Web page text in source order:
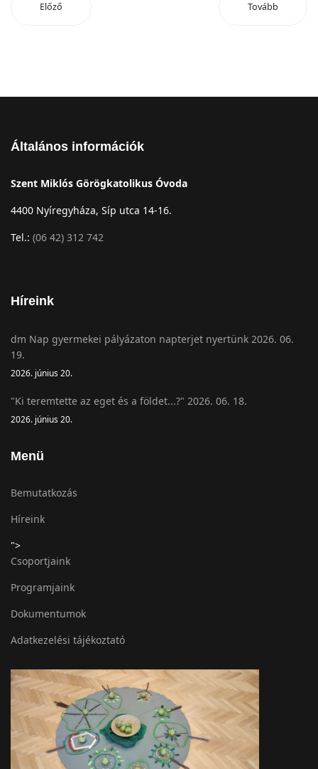
Előző Tovább
Általános információk
Szent Miklós Görögkatolikus Óvoda
4400 Nyíregyháza, Síp utca 14-16.
Tel.: (06 42) 312 742
Híreink
dm Nap gyermekei pályázaton napterjet nyertünk 2026. 06.
19.
2026. június 20.
"Ki teremtette az eget és a földet...?" 2026. 06. 18.
2026. június 20.
Menü
Bemutatkozás
Híreink
">
Csoportjaink
Programjaink
Dokumentumok
Adatkezelési tájékoztató